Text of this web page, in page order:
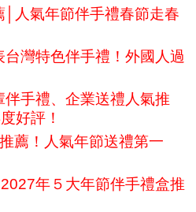
人氣年節伴手禮春節走春
灣特色伴手禮！外國人過
伴手禮、企業送禮人氣推
好評！
薦！人氣年節送禮第一
年５大年節伴手禮盒推